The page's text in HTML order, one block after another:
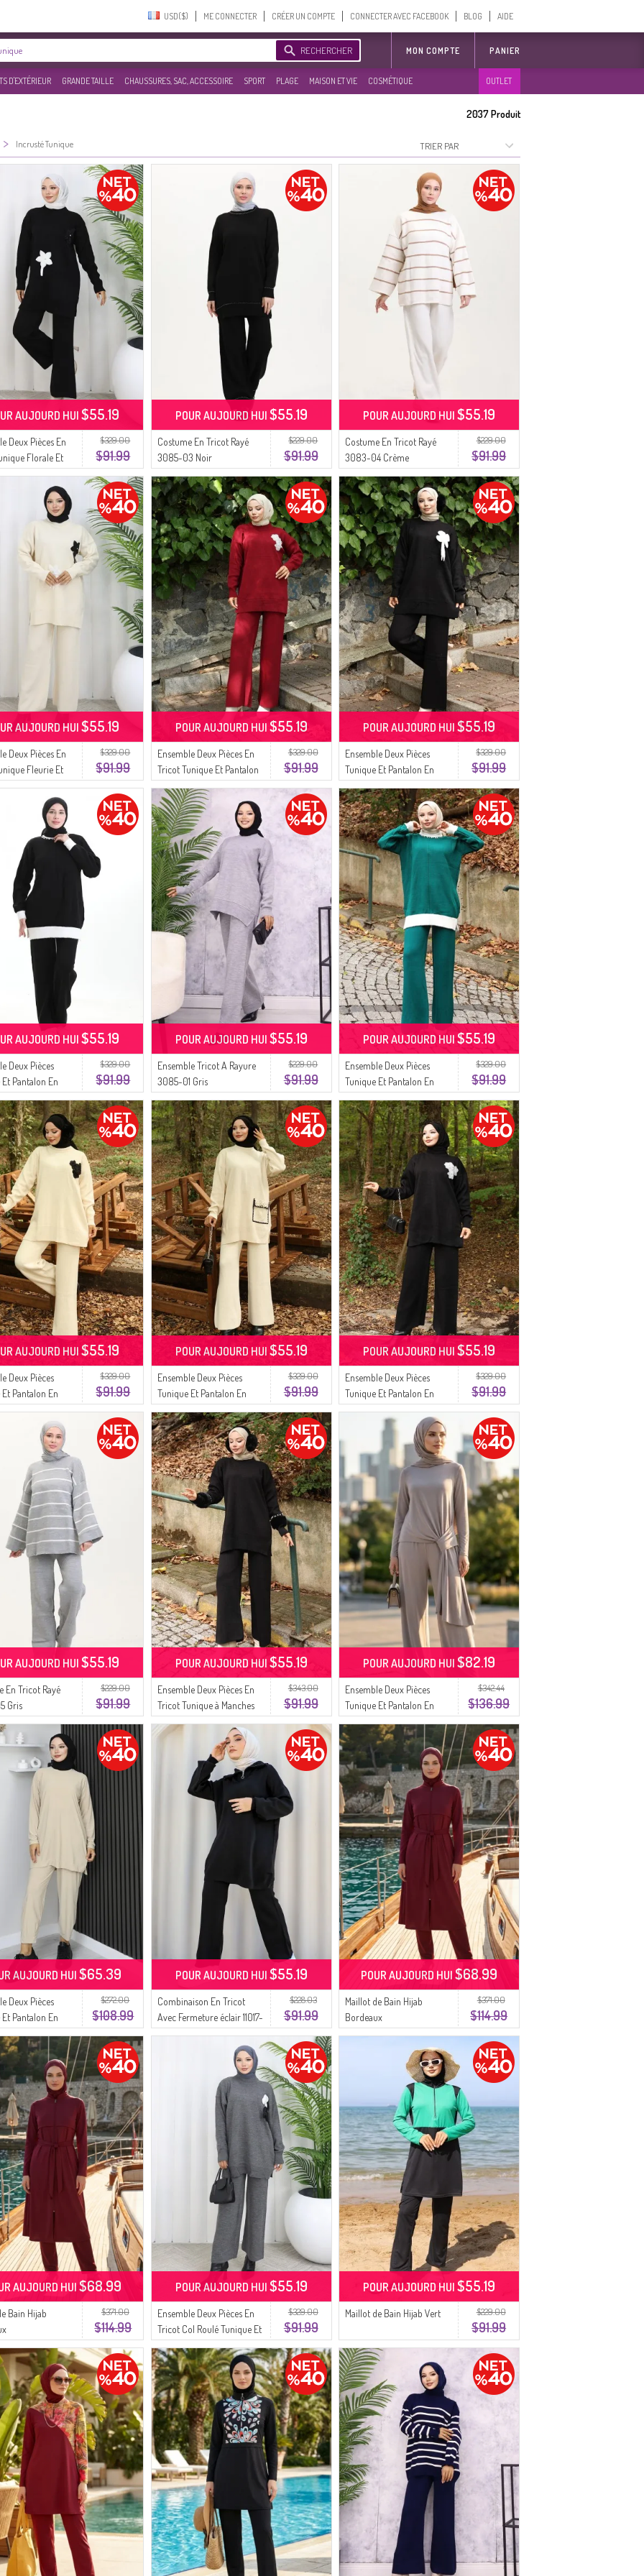
USD($)‎ ME CONNECTER CRÉER UN COMPTE CONNECTER AVEC FACEBOOK BLOG AIDE
RECHERCHER MON COMPTE PANIER
D'EXTÉRIEUR GRANDE TAILLE CHAUSSURES, SAC, ACCESSOIRE SPORT PLAGE MAISON ET VIE COSMÉTIQUE OUTLET
2037Produit
> Incrusté Tunique
$329.00
$91.99
Deux Pièces En
Florale Et
1077-02 Noir
AUJOURD HUI$55.19
$229.00
$91.99
Costume En Tricot Rayé
3085-03 Noir
POUR AUJOURD HUI $55.19
$229.00
$91.99
Costume En Tricot Rayé
3083-04 Crème
POUR AUJOURD HUI$55.19
$329.00
$91.99
Deux Pièces En
Fleurie Et
Beige 1077-01
AUJOURD HUI$55.19
$329.00
$91.99
Ensemble Deux Pièces En
Tricot Tunique Et Pantalon
Brodés De Perles 1021-04
Bordeaux
POUR AUJOURD HUI $55.19
$329.00
$91.99
Ensemble Deux Pièces
Tunique Et Pantalon En
Tricot à Détails Floraux
1028-03 Noir
POUR AUJOURD HUI$55.19
$329.00
$91.99
Deux Pièces
Pantalon En
De Perles 1011-
AUJOURD HUI$55.19
$229.00
$91.99
Ensemble Tricot A Rayure
3085-01 Gris
POUR AUJOURD HUI $55.19
$329.00
$91.99
Ensemble Deux Pièces
Tunique Et Pantalon En
Tricot Orné De Perles 1011-01
Pétrole
POUR AUJOURD HUI$55.19
$329.00
$91.99
Deux Pièces
Pantalon En
De Perles 1021-
AUJOURD HUI$55.19
$329.00
$91.99
Ensemble Deux Pièces
Tunique Et Pantalon En
Tricot Orné De Perles 1025-
03 Beige
POUR AUJOURD HUI $55.19
$329.00
$91.99
Ensemble Deux Pièces
Tunique Et Pantalon En
Tricot Brodé De Perles 1021-
POUR AUJOURD HUI$55.19
$229.00
$91.99
En Tricot Rayé
Gris
AUJOURD HUI$55.19
$343.00
$91.99
Ensemble Deux Pièces En
Tricot Tunique à Manches
Raglan Et Pantalon 1054-02
Noir
POUR AUJOURD HUI $55.19
$342.44
$136.99
Ensemble Deux Pièces
Tunique Et Pantalon En
Tissu Oysho 5110-01 Beige
POUR AUJOURD HUI$82.19
$272.00
$108.99
Deux Pièces
Pantalon En
Beige 20061-03
AUJOURD HUI$65.39
$228.03
$91.99
Combinaison En Tricot
Avec Fermeture éclair 11017-
04 Noir
POUR AUJOURD HUI $55.19
$371.00
$114.99
Maillot de Bain Hijab
Bordeaux
POUR AUJOURD HUI$68.99
$371.00
$114.99
Bain Hijab
AUJOURD HUI$68.99
$329.00
$91.99
Ensemble Deux Pièces En
Tricot Col Roulé Tunique Et
Pantalon 1015-03 Gris
POUR AUJOURD HUI $55.19
$229.00
$91.99
Maillot de Bain Hijab Vert
POUR AUJOURD HUI$55.19